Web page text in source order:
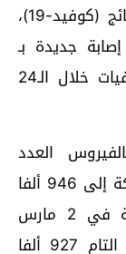
وأبرزت الوزارة، في النشرة اليومية لنتائج (كوفيد-19)،
من جهة أخرى، أنه تم تسجيل 260 إصابة جديدة بـ
(كوفيد-19)، و404 حالة شفاء، و5 وفيات خلال الـ24
العدد
الإجمالي لحالات الإصابة المؤكدة بالمملكة إلى 946 ألفا
و543 حالة منذ الإعلان عن أول حالة في 2 مارس
2020، فيما بلغ مجموع حالات الشفاء التام 927 ألفا